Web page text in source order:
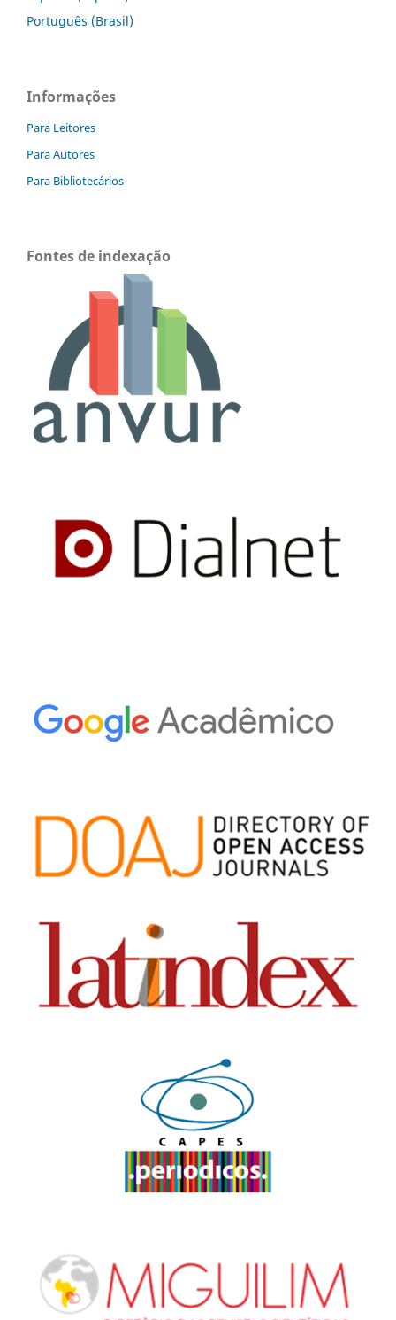
Português (Brasil)
Informações
Para Leitores
Para Autores
Para Bibliotecários
Fontes de indexação